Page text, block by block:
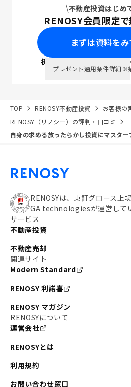
不動産投資はじめ
RENOSY会員限定で
まずは資料を
初回面談で ポイン
プレゼント適用条件詳細※
TOP RENOSY不動産投資
お客様の
RENOSY（リノシー）の評判・口コミ
自身の求める放ったらかし投資にマスター
RENOSYは、東証グロース上
GA technologiesが運営して
サービス
不動産投資
不動産売却
関連サイト
Modern Standard
RENOSY 利諾喜
RENOSY マガジン
RENOSYについて
運営会社
RENOSYとは
利用規約
お問い合わせ窓口